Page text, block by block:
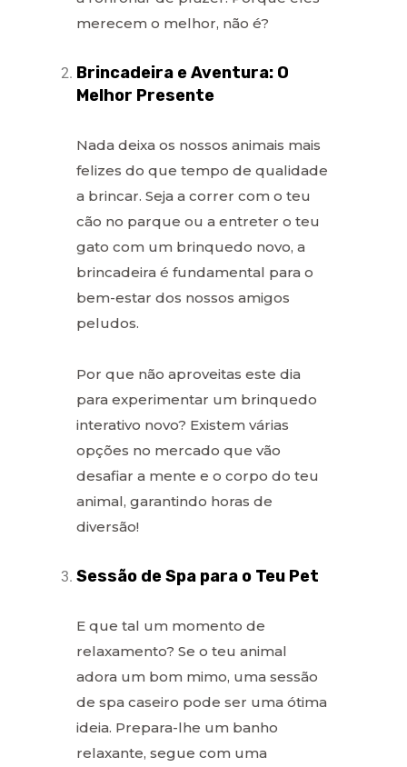
merecem o melhor, não é?
Brincadeira e Aventura: O
Melhor Presente
Nada deixa os nossos animais mais
felizes do que tempo de qualidade
a brincar. Seja a correr com o teu
cão no parque ou a entreter o teu
gato com um brinquedo novo, a
brincadeira é fundamental para o
bem-estar dos nossos amigos
peludos.
Por que não aproveitas este dia
para experimentar um brinquedo
interativo novo? Existem várias
opções no mercado que vão
desafiar a mente e o corpo do teu
animal, garantindo horas de
diversão!
Sessão de Spa para o Teu Pet
E que tal um momento de
relaxamento? Se o teu animal
adora um bom mimo, uma sessão
de spa caseiro pode ser uma ótima
ideia. Prepara-lhe um banho
relaxante, segue com uma